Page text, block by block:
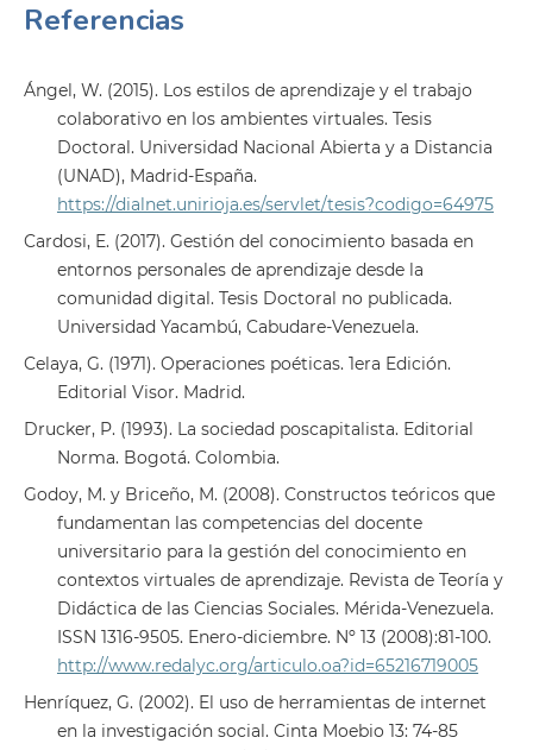
Referencias
Ángel, W. (2015). Los estilos de aprendizaje y el trabajo
colaborativo en los ambientes virtuales. Tesis
Doctoral. Universidad Nacional Abierta y a Distancia
(UNAD), Madrid-España.
https://dialnet.unirioja.es/servlet/tesis?codigo=64975
Cardosi, E. (2017). Gestión del conocimiento basada en
entornos personales de aprendizaje desde la
comunidad digital. Tesis Doctoral no publicada.
Universidad Yacambú, Cabudare-Venezuela.
Celaya, G. (1971). Operaciones poéticas. 1era Edición.
Editorial Visor. Madrid.
Drucker, P. (1993). La sociedad poscapitalista. Editorial
Norma. Bogotá. Colombia.
Godoy, M. y Briceño, M. (2008). Constructos teóricos que
fundamentan las competencias del docente
universitario para la gestión del conocimiento en
contextos virtuales de aprendizaje. Revista de Teoría y
Didáctica de las Ciencias Sociales. Mérida-Venezuela.
ISSN 1316-9505. Enero-diciembre. Nº 13 (2008):81-100.
http://www.redalyc.org/articulo.oa?id=65216719005
Henríquez, G. (2002). El uso de herramientas de internet
en la investigación social. Cinta Moebio 13: 74-85